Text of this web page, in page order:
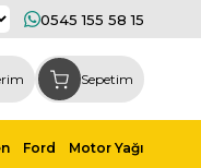
0545 155 58 15
Sepetim
Ford Motor Yağı